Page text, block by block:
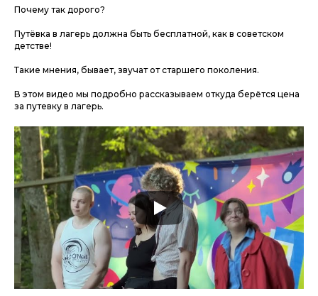
Почему так дорого?
Путёвка в лагерь должна быть бесплатной, как в советском
детстве!
Такие мнения, бывает, звучат от старшего поколения.
В этом видео мы подробно рассказываем откуда берётся цена
за путевку в лагерь.